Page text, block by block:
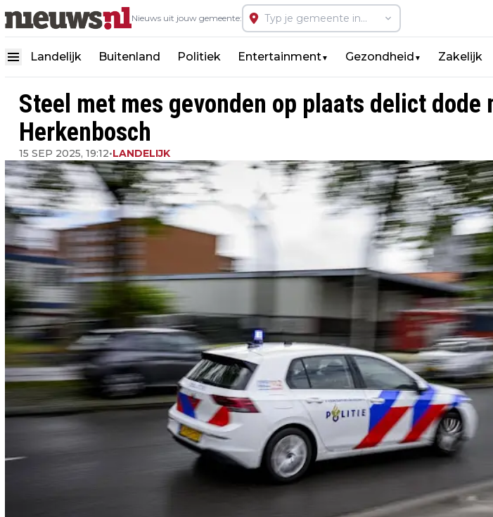
Nieuws uit jouw gemeente:
Landelijk Buitenland Politiek Entertainment▼ Gezondheid ▼ Zakelijk
Steel met mes gevonden op plaats delict dode
Herkenbosch
15 SEP 2025, 19:12•LANDELIJK